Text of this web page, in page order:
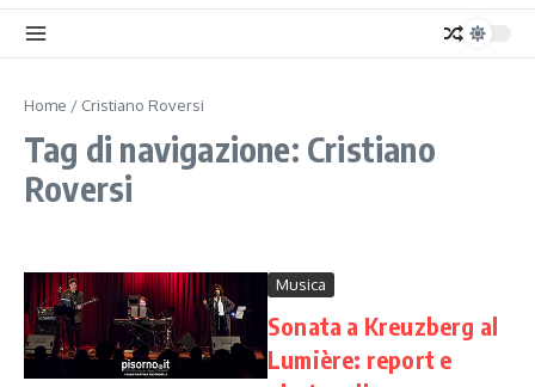
Home / Cristiano Roversi
Tag di navigazione: Cristiano
Roversi
Musica
Sonata a Kreuzberg al
Lumière: report e